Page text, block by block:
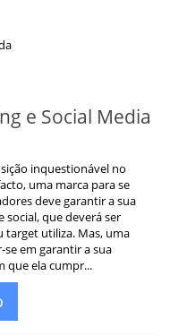
e Social Media
inquestionável no
uma marca para se
deve garantir a sua
social, que deverá ser
target utiliza. Mas, uma
em garantir a sua
que ela cumpr...